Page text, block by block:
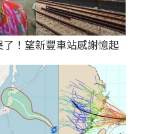
了！望新豐車站感謝憶起